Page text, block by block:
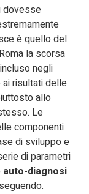
dovesse
è quello del
la scorsa
negli
risultati delle
allo
Le
componenti
di sviluppo e
di parametri
auto-diagnosi